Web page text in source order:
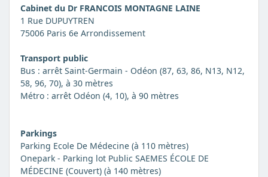
Cabinet du Dr FRANCOIS MONTAGNE LAINE
1 Rue DUPUYTREN
75006 Paris 6e Arrondissement
Transport public
Bus : arrêt Saint-Germain - Odéon (87, 63, 86, N13, N12,
58, 96, 70), à 30 mètres
Métro : arrêt Odéon (4, 10), à 90 mètres
Parkings
Parking Ecole De Médecine (à 110 mètres)
Onepark - Parking lot Public SAEMES ÉCOLE DE
MÉDECINE (Couvert) (à 140 mètres)